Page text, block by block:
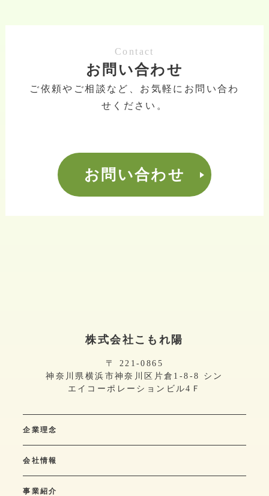
Contact
お問い合わせ
ご依頼やご相談など、お気軽にお問い合わ
せください。
お問い合わせ
株式会社こもれ陽
〒 221-0865
神奈川県横浜市神奈川区片倉1-8-8 シン
エイコーポレーションビル4Ｆ
企業理念
会社情報
事業紹介